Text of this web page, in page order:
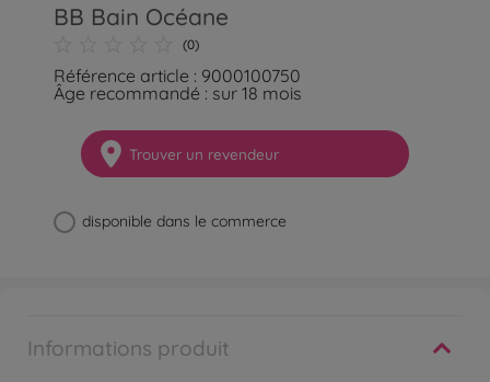
BB Bain Océane
(0)
Référence article : 9000100750
Âge recommandé : sur 18 mois
Trouver un revendeur
disponible dans le commerce
Informations produit